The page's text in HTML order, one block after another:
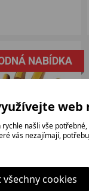
NABÍDKA
web
našli vše
vás nezajímají,
všechny cookies